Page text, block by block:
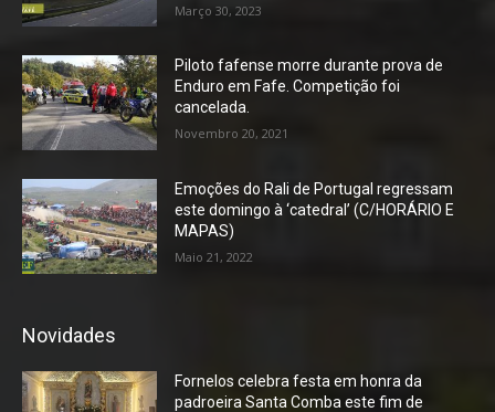
Março 30, 2023
Piloto fafense morre durante prova de
Enduro em Fafe. Competição foi
cancelada.
Novembro 20, 2021
Emoções do Rali de Portugal regressam
este domingo à ‘catedral’ (C/HORÁRIO E
MAPAS)
Maio 21, 2022
Novidades
Fornelos celebra festa em honra da
padroeira Santa Comba este fim de